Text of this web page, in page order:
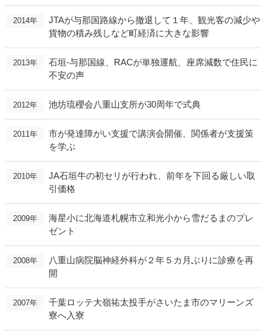
2014年
JTAが与那国路線から撤退して１年、観光客の減少や
貨物の積み残しなど町経済に大きな影響
2013年
石垣-与那国線、RACが単独運航、座席減数で住民に
不安の声
2012年 池坊琉櫻会八重山支所が30周年で式典
2011年
市が発達障がい支援で講演会開催、関係者が支援策
を学ぶ
2010年
JA石垣牛の初セリが行われ、前年を下回る厳しい取
引価格
2009年
海星小に北海道札幌市立和光小から雪だるまのプレ
ゼント
2008年
八重山病院脳神経外科が２年５カ月ぶりに診療を再
開
2007年
千葉ロッテ大嶺祐太投手がさいたま市のマリーンズ
寮へ入寮